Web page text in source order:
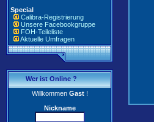
Special
Calibra-Registrierung
Unsere Facebookgruppe
FOH-Teileliste
Aktuelle Umfragen
Wer ist Online ?
WillkommenGast!
Nickname